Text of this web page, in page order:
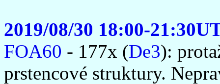
2019/08/30 18:00-
FOA60 - 177x (De3):
prstencové struktury.